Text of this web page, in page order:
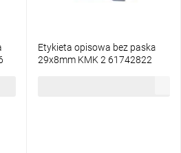
Etykieta opisowa bez paska
29x8mm KMK 2 61742822